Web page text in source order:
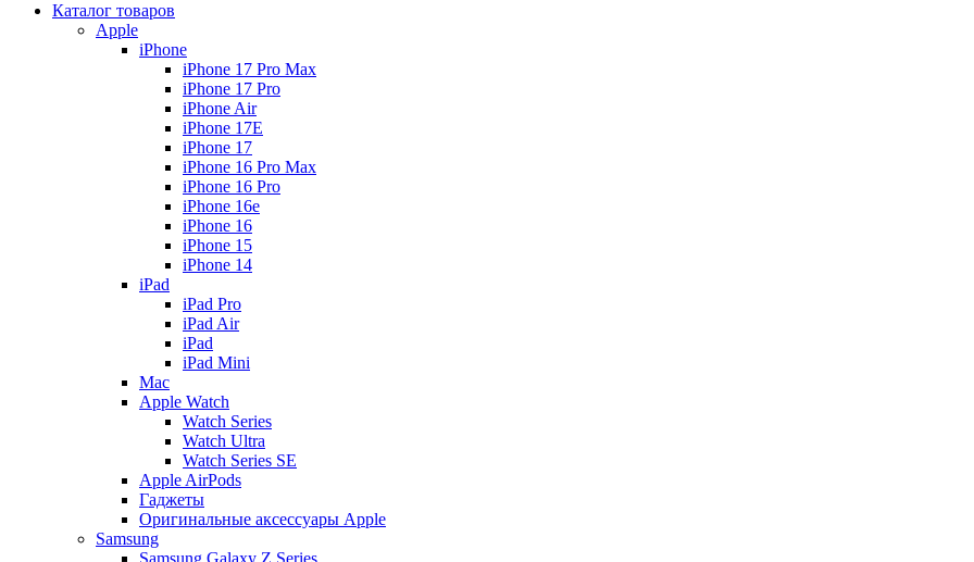
Каталог товаров
Apple
iPhone
iPhone 17 Pro Max
iPhone 17 Pro
iPhone Air
iPhone 17E
iPhone 17
iPhone 16 Pro Max
iPhone 16 Pro
iPhone 16e
iPhone 16
iPhone 15
iPhone 14
iPad
iPad Pro
iPad Air
iPad
iPad Mini
Mac
Apple Watch
Watch Series
Watch Ultra
Watch Series SE
Apple AirPods
Гаджеты
Оригинальные аксессуары Apple
Samsung
Samsung Galaxy Z Series